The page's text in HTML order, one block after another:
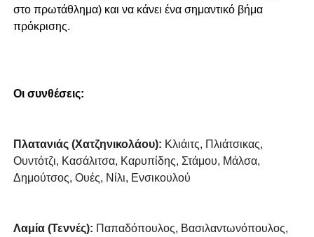
στο πρωτάθλημα) και να κάνει ένα σημαντικό βήμα
πρόκρισης.
Οι συνθέσεις:
Πλατανιάς (Χατζηνικολάου): Κλιάιτς, Πλιάτσικας,
Ουντότζι, Κασάλιτσα, Καρυπίδης, Στάμου, Μάλσα,
Δημούτσος, Ουές, Νίλι, Ενσικουλού
Λαμία (Τεννές): Παπαδόπουλος, Βασιλαντωνόπουλος,